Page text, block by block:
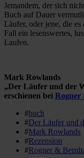
Jemandem, der sich
Buch auf Dauer
Läufer, oder jene, die
Fall ein lesenswertes,
Laufen.
Mark Rowlands
„Der Läufer und der
erschienen bei Rogner
#buch
#Der Läufer und
#Mark Rowlands
#Rezension
#Rogner &